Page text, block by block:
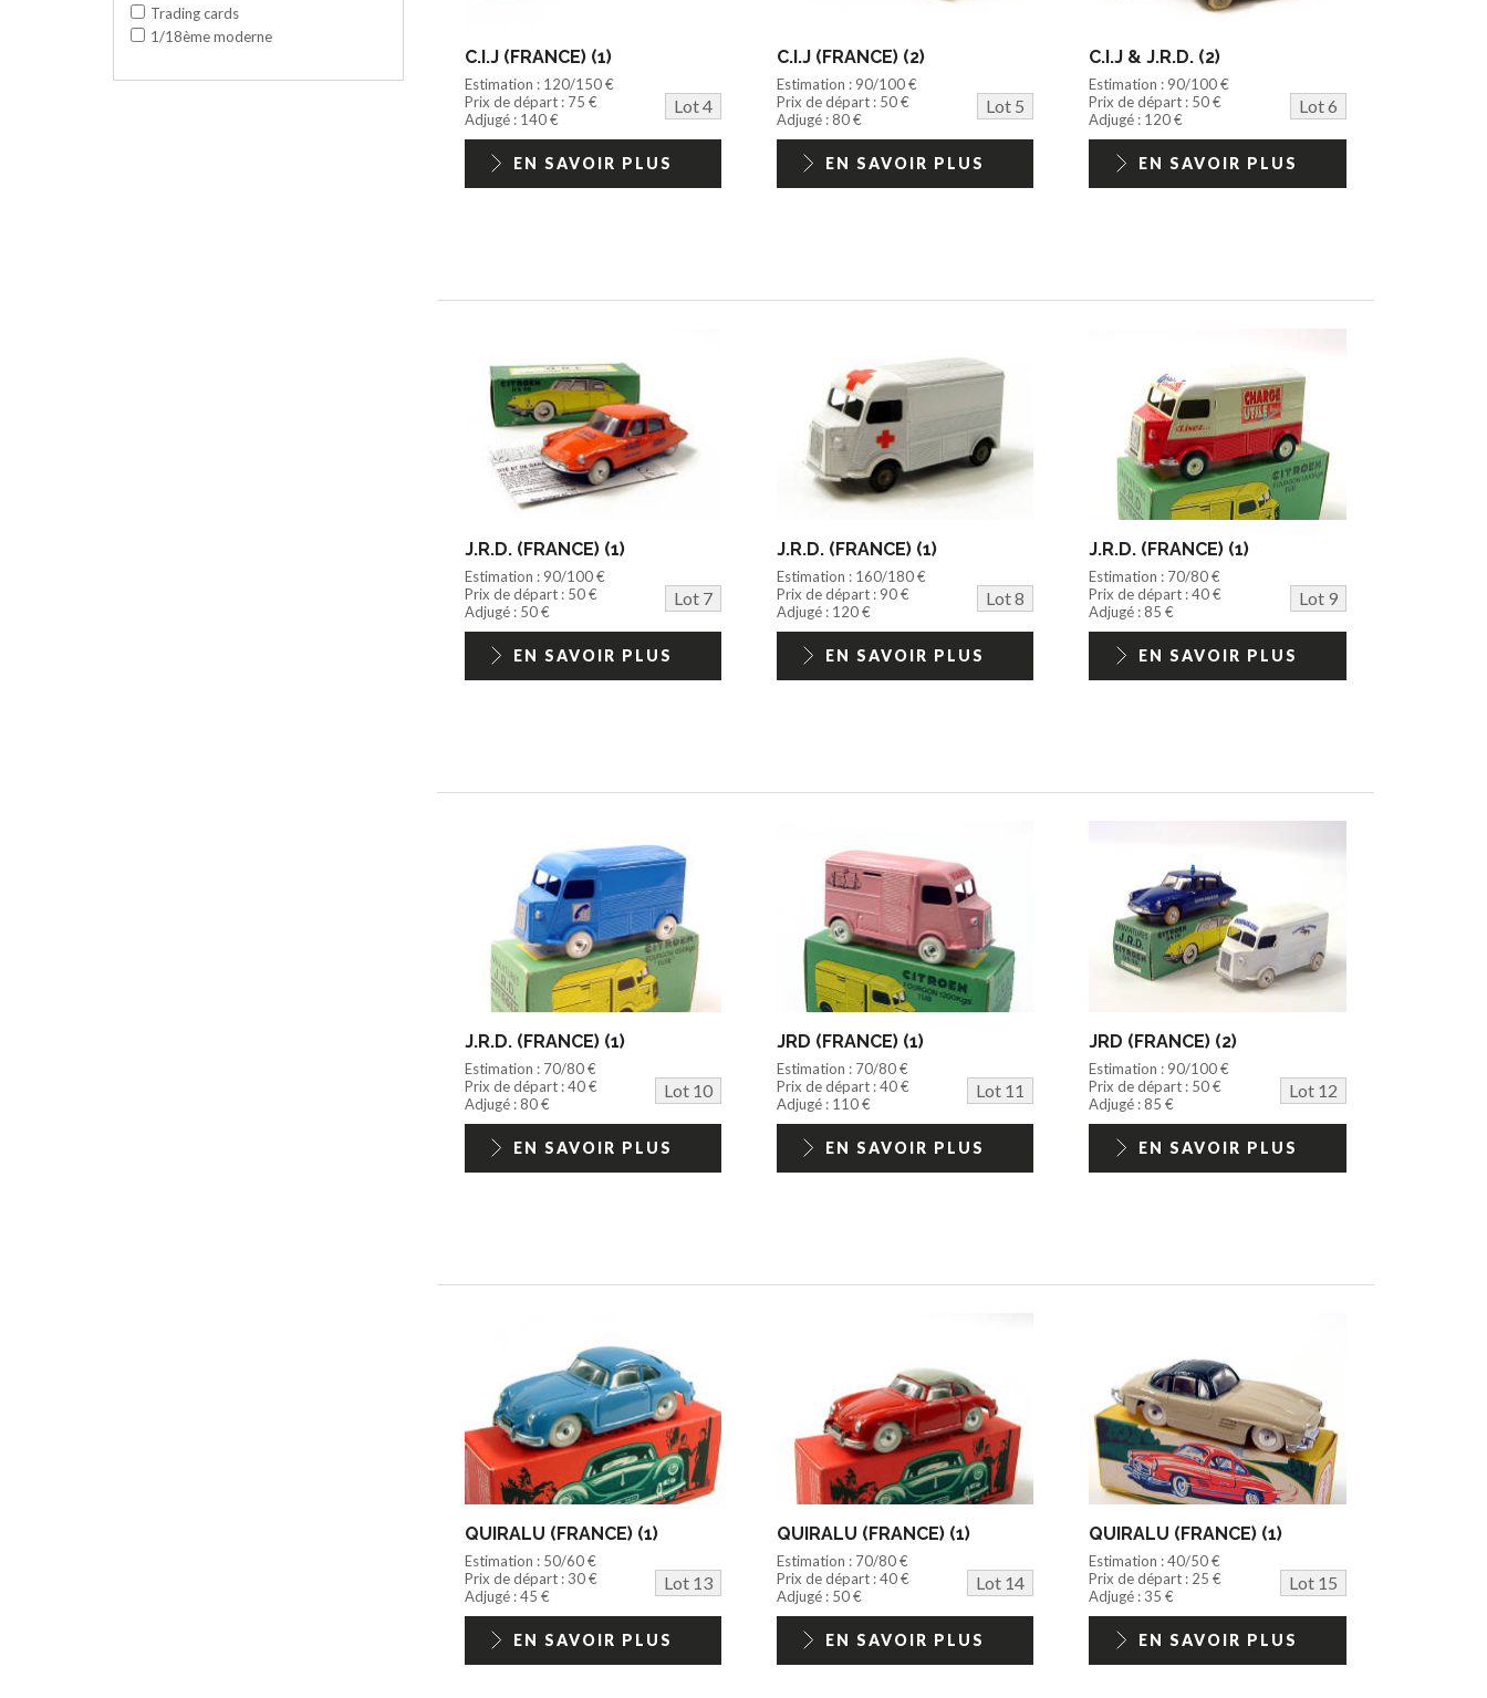
Trading cards
1/18ème moderne
C.I.J (FRANCE) (1)
Estimation : 120/150 €
Prix de départ : 75 €
Lot 4
Adjugé : 140 €
EN SAVOIR PLUS
C.I.J (FRANCE) (2)
Estimation : 90/100 €
Prix de départ : 50 €
Lot 5
Adjugé : 80 €
EN SAVOIR PLUS
C.I.J & J.R.D. (2)
Estimation : 90/100 €
Prix de départ : 50 €
Lot 6
Adjugé : 120 €
EN SAVOIR PLUS
J.R.D. (FRANCE) (1)
Estimation : 90/100 €
Prix de départ : 50 €
Lot 7
Adjugé : 50 €
EN SAVOIR PLUS
J.R.D. (FRANCE) (1)
Estimation : 160/180 €
Prix de départ : 90 €
Lot 8
Adjugé : 120 €
EN SAVOIR PLUS
J.R.D. (FRANCE) (1)
Estimation : 70/80 €
Prix de départ : 40 €
Lot 9
Adjugé : 85 €
EN SAVOIR PLUS
J.R.D. (FRANCE) (1)
Estimation : 70/80 €
Prix de départ : 40 €
Lot 10
Adjugé : 80 €
EN SAVOIR PLUS
JRD (FRANCE) (1)
Estimation : 70/80 €
Prix de départ : 40 €
Lot 11
Adjugé : 110 €
EN SAVOIR PLUS
JRD (FRANCE) (2)
Estimation : 90/100 €
Prix de départ : 50 €
Lot 12
Adjugé : 85 €
EN SAVOIR PLUS
QUIRALU (FRANCE) (1)
Estimation : 50/60 €
Prix de départ : 30 €
Lot 13
Adjugé : 45 €
EN SAVOIR PLUS
QUIRALU (FRANCE) (1)
Estimation : 70/80 €
Prix de départ : 40 €
Lot 14
Adjugé : 50 €
EN SAVOIR PLUS
QUIRALU (FRANCE) (1)
Estimation : 40/50 €
Prix de départ : 25 €
Lot 15
Adjugé : 35 €
EN SAVOIR PLUS